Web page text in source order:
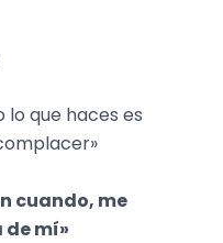
lo que haces es
cuando, me
mí»